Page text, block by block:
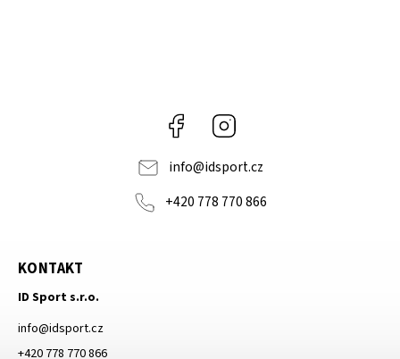
Facebook
info@idsport.cz
+420 778 770 866
KONTAKT
ID Sport s.r.o.
info@idsport.cz
+420 778 770 866